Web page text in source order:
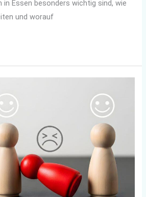
in Essen besonders wichtig sind, wie
und worauf